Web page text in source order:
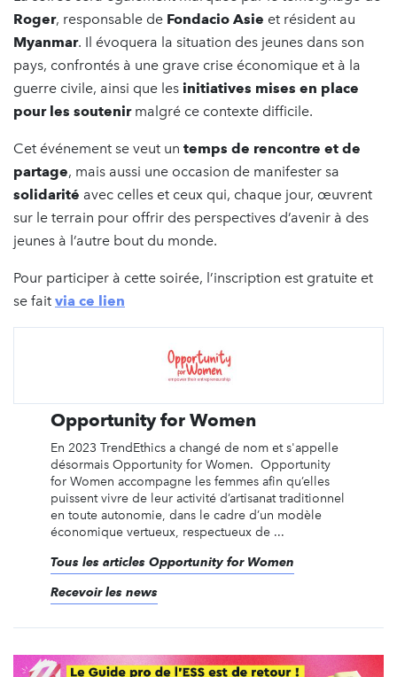
Roger, responsable de Fondacio Asie et résident au
Myanmar. Il évoquera la situation des jeunes dans son
pays, confrontés à une grave crise économique et à la
guerre civile, ainsi que les initiatives mises en place
pour les soutenirmalgré ce contexte difficile.
Cet événement se veut un temps de rencontre et de
partage, mais aussi une occasion de manifester sa
solidarité avec celles et ceux qui, chaque jour, œuvrent
sur le terrain pour offrir des perspectives d’avenir à des
jeunes à l’autre bout du monde.
Pour participer à cette soirée, l’inscription est gratuite et
se fait via ce lien
Opportunity for Women
En 2023 TrendEthics a changé de nom et s'appelle
désormais Opportunity for Women. Opportunity
for Women accompagne les femmes afin qu’elles
puissent vivre de leur activité d’artisanat traditionnel
en toute autonomie, dans le cadre d’un modèle
économique vertueux, respectueux de ...
Tous les articles Opportunity for Women
Recevoir les news